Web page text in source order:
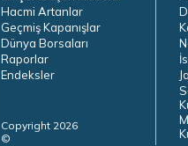
Hacmi Artanlar
Geçmiş Kapanışlar
Dünya Borsaları
Raporlar
Endeksler
Copyright 2026
©